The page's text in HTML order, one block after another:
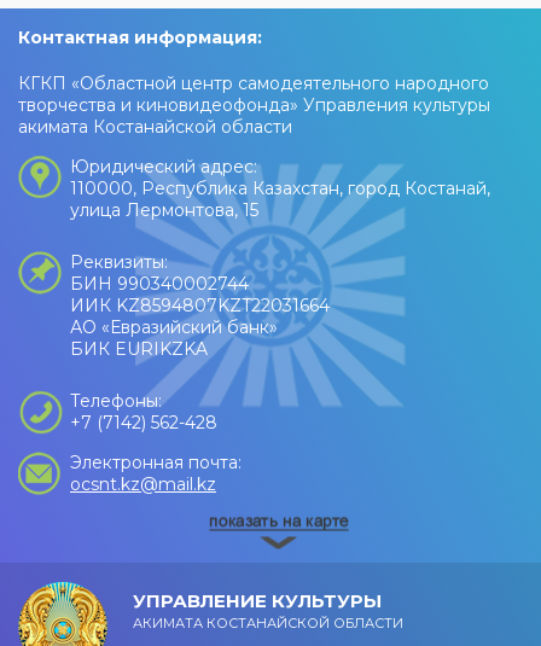
Контактная информация:
КГКП «Областной центр самодеятельного народного
творчества и киновидеофонда» Управления культуры
акимата Костанайской области
Юридический адрес:
110000, Республика Казахстан, город Костанай,
улица Лермонтова, 15
Реквизиты:
БИН 990340002744
ИИК KZ8594807KZT22031664
АО «Евразийский банк»
БИК EURIKZKA
Телефоны:
+7 (7142) 562-428
Электронная почта:
ocsnt.kz@mail.kz
УПРАВЛЕНИЕ КУЛЬТУРЫ
АКИМАТА КОСТАНАЙСКОЙ ОБЛАСТИ